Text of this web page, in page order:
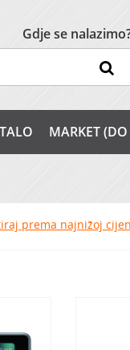
Gdje se
MARKET
prema najnižoj